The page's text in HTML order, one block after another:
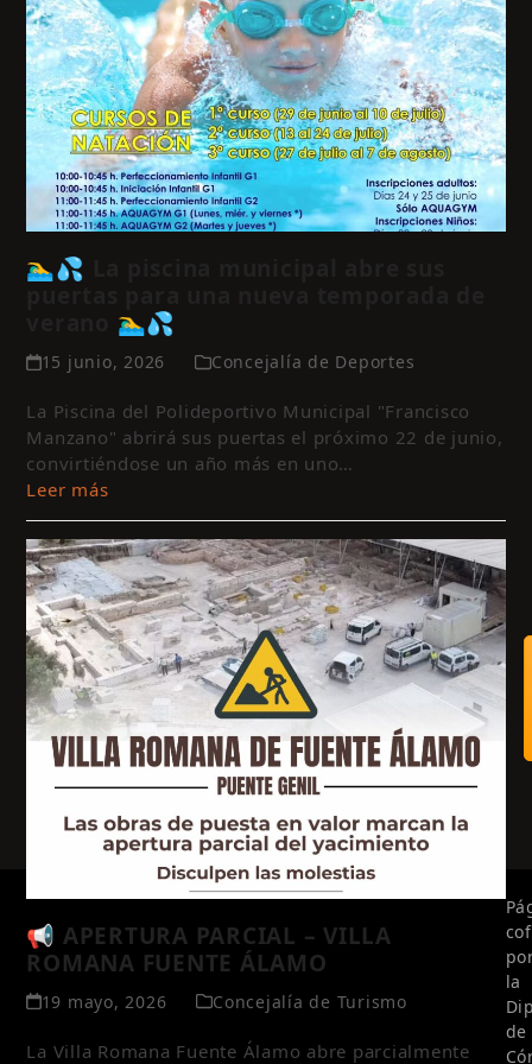
🏊‍♂️💦 La piscina municipal abre sus
verano 🏊‍♂️💦
15 junio, 2026 Concejalía de Deportes
La Piscina del Polideportivo Municipal "Francisco
Manzano" abrirá sus puertas el próximo 22 de junio,
convirtiéndose un año más en uno…
Leer más
📢 APERTURA PARCIAL – VILLA
ROMANA FUENTE ÁLAMO
19 mayo, 2026 Concejalía de Turismo
La Villa Romana Fuente Álamo abre parcialmente
la
de